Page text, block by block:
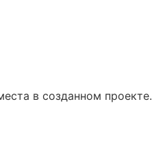
в созданном проекте.